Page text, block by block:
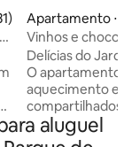
avaliação média de
Apartamento ⋅
Vinhos e
Delícias do
O apartamento
aquecimento e
compartilhados
no apartamento
hóspedes têm
aluguel